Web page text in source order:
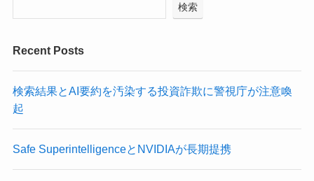
検索
Recent Posts
検索結果とAI要約を汚染する投資詐欺に警視庁が注意喚
起
Safe SuperintelligenceとNVIDIAが長期提携